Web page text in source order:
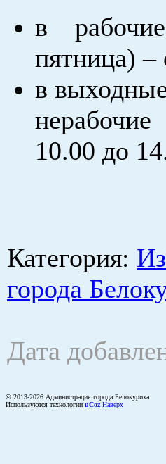
в
пятница) –
в
10.00 до
Категория:
города
Дата
© 2013-2026 Администрация города Белокуриха
Используются технологии uCoz Наверх